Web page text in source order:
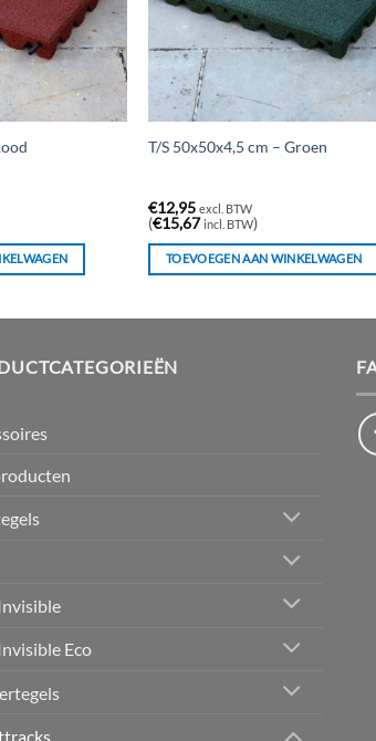
T/S 50x50x4,5 cm – Groen
€12,95 excl. BTW
(€15,67 incl. BTW)
TOEVOEGEN AAN WINKELWAGEN
Eco